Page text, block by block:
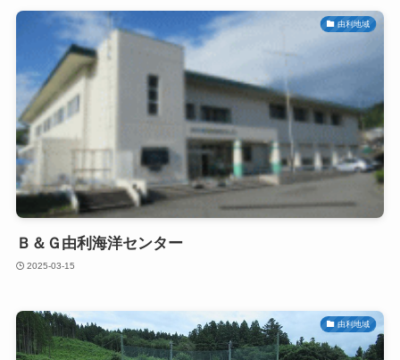
由利地域
Ｂ＆Ｇ由利海洋センター
2025-03-15
由利地域